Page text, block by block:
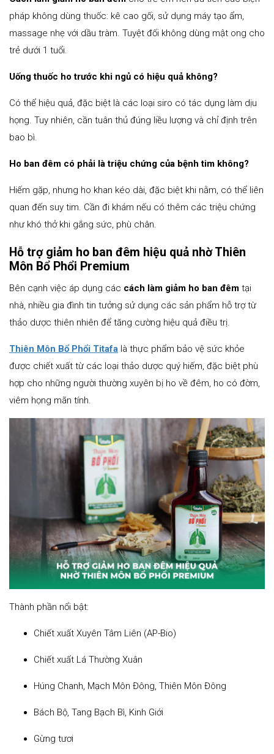
pháp không dùng thuốc: kê cao gối, sử dụng máy tạo ẩm,
massage nhẹ với dầu tràm. Tuyệt đối không dùng mật ong cho
trẻ dưới 1 tuổi.
Uống thuốc ho trước khi ngủ có hiệu quả không?
Có thể hiệu quả, đặc biệt là các loại siro có tác dụng làm dịu
họng. Tuy nhiên, cần tuân thủ đúng liều lượng và chỉ định trên
bao bì.
Ho ban đêm có phải là triệu chứng của bệnh tim không?
Hiếm gặp, nhưng ho khan kéo dài, đặc biệt khi nằm, có thể liên
quan đến suy tim. Cần đi khám nếu có thêm các triệu chứng
như khó thở khi gắng sức, phù chân.
Hỗ trợ giảm ho ban đêm hiệu quả nhờ Thiên
Môn Bổ Phổi Premium
Bên cạnh việc áp dụng các cách làm giảm ho ban đêm tại
nhà, nhiều gia đình tin tưởng sử dụng các sản phẩm hỗ trợ từ
thảo dược thiên nhiên để tăng cường hiệu quả điều trị.
Thiên Môn Bổ Phổi Titafa là thực phẩm bảo vệ sức khỏe
được chiết xuất từ các loại thảo dược quý hiếm, đặc biệt phù
hợp cho những người thường xuyên bị ho về đêm, ho có đờm,
viêm họng mãn tính.
Thành phần nổi bật:
Chiết xuất Xuyên Tâm Liên (AP-Bio)
Chiết xuất Lá Thường Xuân
Húng Chanh, Mạch Môn Đông, Thiên Môn Đông
Bách Bộ, Tang Bạch Bì, Kinh Giới
Gừng tươi